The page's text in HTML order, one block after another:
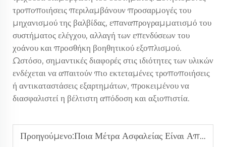
τροποποιήσεις περιλαμβάνουν προσαρμογές του
μηχανισμού της βαλβίδας, επαναπρογραμματισμό του
συστήματος ελέγχου, αλλαγή των επενδύσεων του
χοάνου και προσθήκη βοηθητικού εξοπλισμού.
Ωστόσο, σημαντικές διαφορές στις ιδιότητες των υλικών
ενδέχεται να απαιτούν πιο εκτεταμένες τροποποιήσεις
ή αντικαταστάσεις εξαρτημάτων, προκειμένου να
διασφαλιστεί η βέλτιστη απόδοση και αξιοπιστία.
Προηγούμενο:Ποια Μέτρα Ασφαλείας Είναι Απαραίτητα στις Γραμμές Παραγωγής Ξετυλίγματος και Διάτρησης;